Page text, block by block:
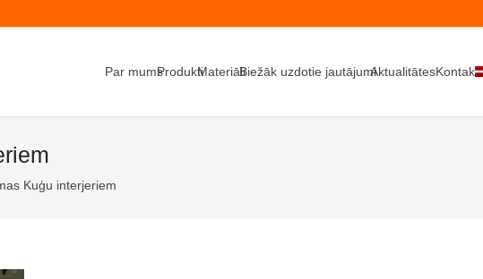
Par mumsProduktiMateriāliBiežāk uzdotie jautājumiAktualitātesKontakti
Kuģu interjeriem